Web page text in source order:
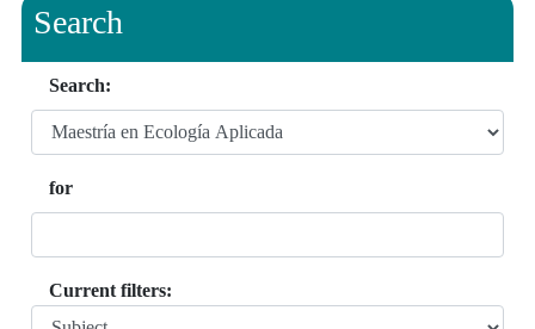
Search
Search:
for
Current filters: